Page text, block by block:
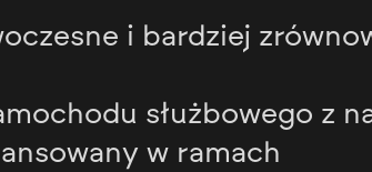
i bardziej
służbowego z
w ramach